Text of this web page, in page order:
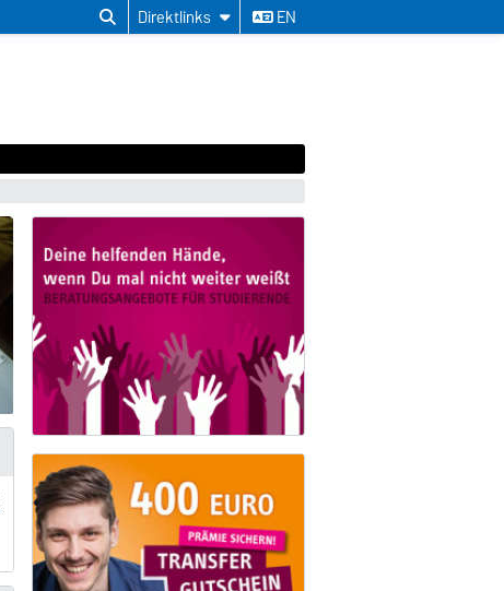
Direktlinks EN